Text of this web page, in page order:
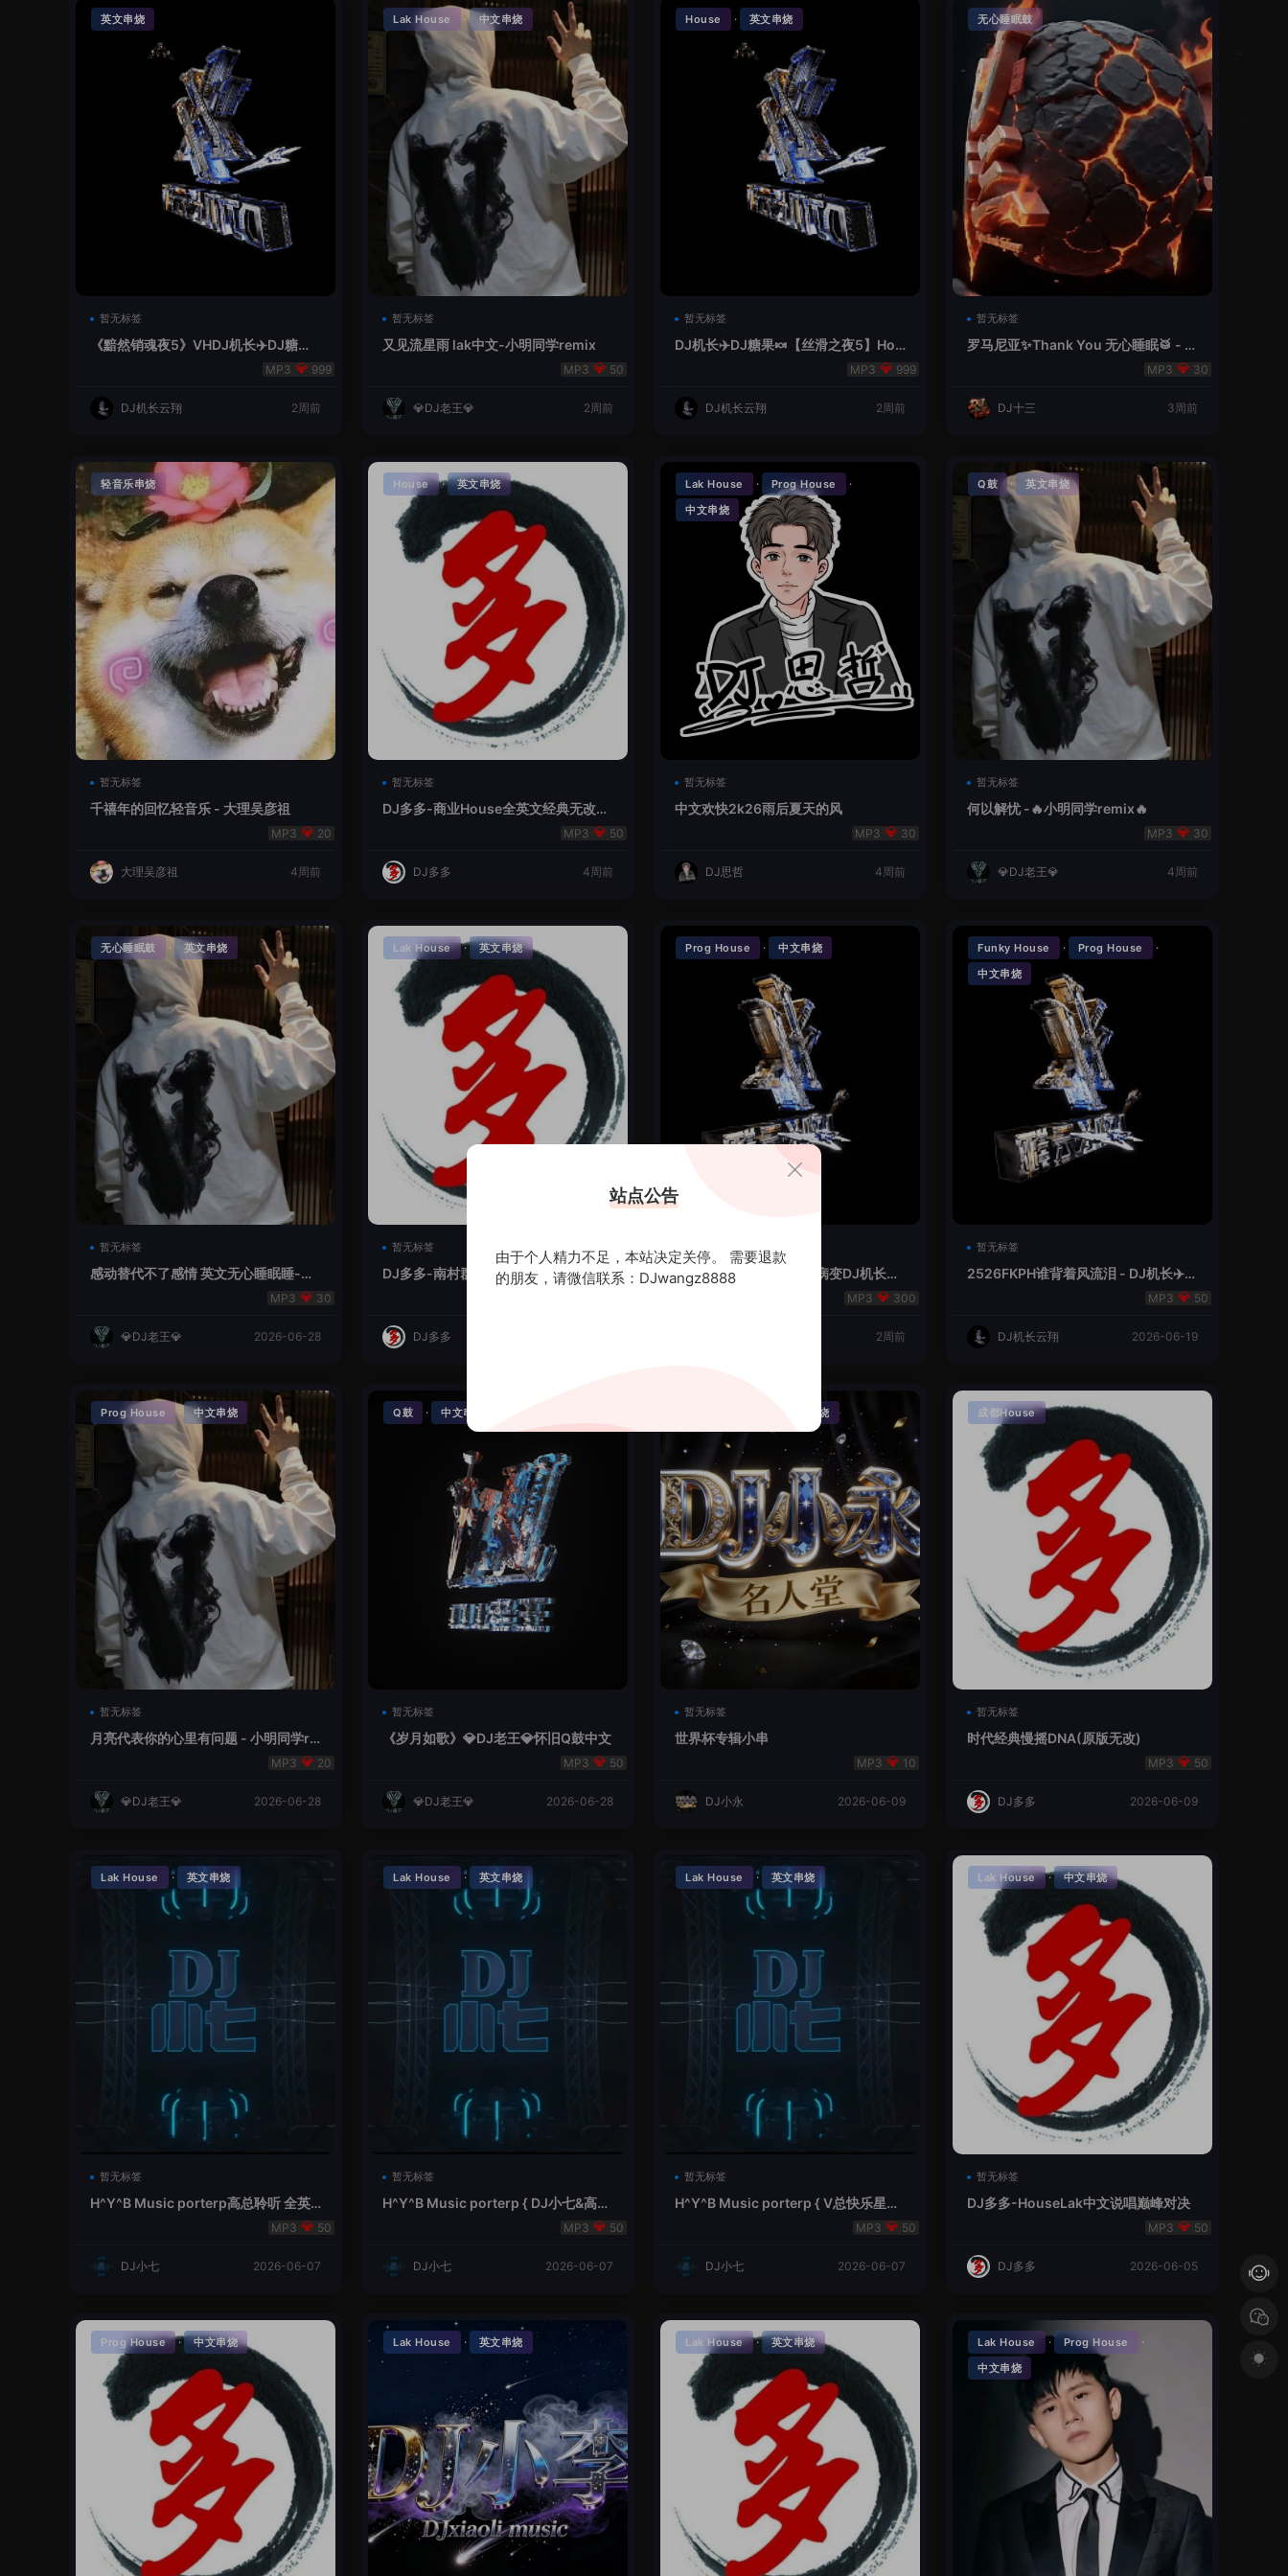
英文串烧
暂无标签
《黯然销魂夜5》VHDJ机长✈️DJ糖果
999
DJ机长云翔 2周前
Lak House · 中文串烧
暂无标签
又见流星雨 lak中文-小明同学remix
50
💎DJ老王💎 2周前
House · 英文串烧
暂无标签
DJ机长✈️DJ糖果🍬【丝滑之夜5】Hou
999
DJ机长云翔 2周前
无心睡眠鼓
暂无标签
罗马尼亚✨Thank You 无心睡眠🥁 - 十
30
DJ十三 3周前
轻音乐串烧
暂无标签
千禧年的回忆轻音乐 - 大理吴彦祖
20
大理吴彦祖 4周前
House · 英文串烧
暂无标签
DJ多多-商业House全英文经典无改版
50
DJ多多 4周前
Lak House · Prog House ·
中文串烧
暂无标签
中文欢快2k26雨后夏天的风
30
DJ思哲 4周前
Q鼓 · 英文串烧
暂无标签
何以解忧 -🔥小明同学remix🔥
30
💎DJ老王💎 4周前
无心睡眠鼓 · 英文串烧
暂无标签
感动替代不了感情 英文无心睡眠睡-小
30
💎DJ老王💎 2026-06-28
Lak House · 英文串烧
暂无标签
DJ多多-南村群童欺我老LakHouse全
DJ多多
Prog House · 中文串烧
暂无标签
时光回忆-讲真的爱你会病变DJ机长✈️
云翔
300
2周前
Funky House · Prog House ·
中文串烧
暂无标签
2526FKPH谁背着风流泪 - DJ机长✈️云
50
DJ机长云翔 2026-06-19
Prog House · 中文串烧
暂无标签
月亮代表你的心里有问题 - 小明同学re
20
💎DJ老王💎 2026-06-28
Q鼓 · 中文串烧
暂无标签
《岁月如歌》💎DJ老王💎怀旧Q鼓中文
50
💎DJ老王💎 2026-06-28
英文串烧
暂无标签
世界杯专辑小串
10
DJ小永 2026-06-09
成都House
暂无标签
时代经典慢摇DNA(原版无改)
50
DJ多多 2026-06-09
Lak House · 英文串烧
暂无标签
H^Y^B Music porterp高总聆听 全英
50
DJ小七 2026-06-07
Lak House · 英文串烧
暂无标签
H^Y^B Music porterp { DJ小七&高总
50
DJ小七 2026-06-07
Lak House · 英文串烧
暂无标签
H^Y^B Music porterp { V总快乐星球
50
DJ小七 2026-06-07
Lak House · 中文串烧
暂无标签
DJ多多-HouseLak中文说唱巅峰对决
50
DJ多多 2026-06-05
Prog House · 中文串烧 Lak House · 英文串烧 Lak House · 英文串烧 Lak House · Prog House ·
中文串烧
站点公告
由于个人精力不足，本站决定关停。 需要退款
的朋友，请微信联系：DJwangz8888